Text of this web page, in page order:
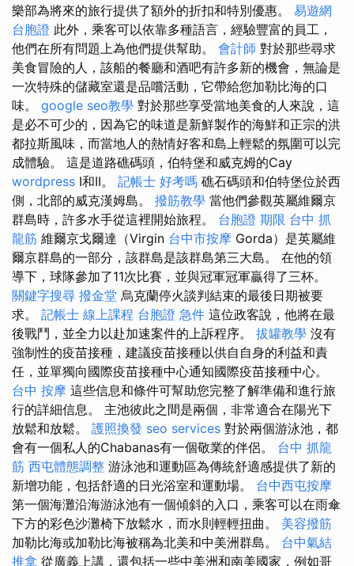
樂部為將來的旅行提供了額外的折扣和特別優惠。 易遊網
台胞證 此外，乘客可以依靠多種語言，經驗豐富的員工，
他們在所有問題上為他們提供幫助。 會計師 對於那些尋求
美食冒險的人，該船的餐廳和酒吧有許多新的機會，無論是
一次特殊的儲藏室還是品嚐活動，它帶給您加勒比海的口
味。 google seo教學 對於那些享受當地美食的人來說，這
是必不可少的，因為它的味道是新鮮製作的海鮮和正宗的洪
都拉斯風味，而當地人的熱情好客和島上輕鬆的氛圍可以完
成體驗。 這是道路礁碼頭，伯特堡和威克姆的Cay
wordpress I和II。 記帳士 好考嗎 礁石碼頭和伯特堡位於西
側，北部的威克漢姆島。 撥筋教學 當他們參觀英屬維爾京
群島時，許多水手從這裡開始旅程。 台胞證 期限 台中 抓
龍筋 維爾京戈爾達（Virgin 台中市按摩 Gorda）是英屬維
爾京群島的一部分，該群島是該群島第三大島。 在他的領
導下，球隊參加了11次比賽，並與冠軍冠軍贏得了三杯。
關鍵字搜尋 撥金堂 烏克蘭停火談判結束的最後日期被要
求。 記帳士 線上課程 台胞證 急件 這位政客說，他將在最
後戰鬥，並全力以赴加速案件的上訴程序。 拔罐教學 沒有
強制性的疫苗接種，建議疫苗接種以供自自身的利益和責
任，並單獨向國際疫苗接種中心通知國際疫苗接種中心。
台中 按摩 這些信息和條件可幫助您完整了解準備和進行旅
行的詳細信息。 主池彼此之間是兩個，非常適合在陽光下
放鬆和放鬆。 護照換發 seo services 對於兩個游泳池，都
會有一個私人的Chabanas有一個敬業的伴侶。 台中 抓龍
筋 西屯體態調整 游泳池和運動區為傳統舒適感提供了新的
新增功能，包括舒適的日光浴室和運動場。 台中西屯按摩
第一個海灘沿海游泳池有一個傾斜的入口，乘客可以在雨傘
下方的彩色沙灘椅下放鬆水，而水則輕輕扭曲。 美容撥筋
加勒比海或加勒比海被稱為北美和中美洲群島。 台中氣結
推拿 從廣義上講，還包括一些中美洲和南美國家，例如哥